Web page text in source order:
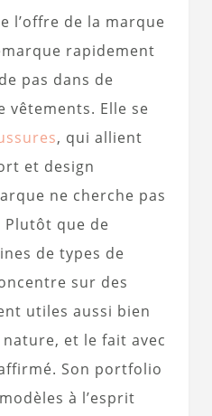
l’offre de la marque
rapidement
pas dans de
vêtements. Elle se
, qui allient
et design
ne cherche pas
que de
de types de
sur des
utiles aussi bien
et le fait avec
Son portfolio
à l’esprit